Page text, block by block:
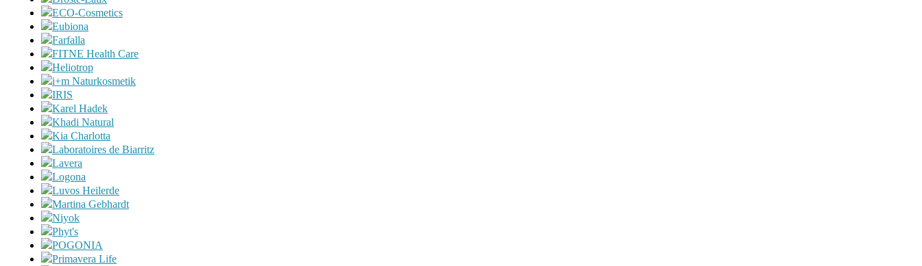
ECO-Cosmetics
Eubiona
Farfalla
FITNE Health Care
Heliotrop
i+m Naturkosmetik
IRIS
Karel Hadek
Khadi Natural
Kia Charlotta
Laboratoires de Biarritz
Lavera
Logona
Luvos Heilerde
Martina Gebhardt
Niyok
Phyt's
POGONIA
Primavera Life